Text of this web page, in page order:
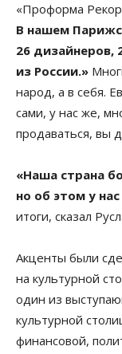
«Проформа
В нашем
26 дизайнеров,
из России.»
народ, а в себя.
сами, у нас же,
продаваться, вы
«Наша страна
но об этом у
итоги, сказал
Акценты были
на культурной
один из
культурной
финансовой,